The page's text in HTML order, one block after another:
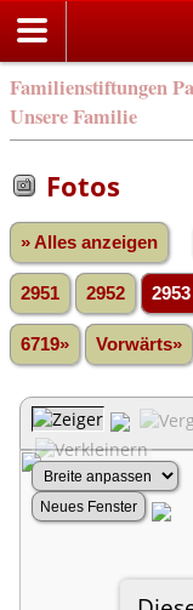
Familienstiftungen
Unsere Familie
Fotos
» Alles anzeigen
2951 2952 2953
6719» Vorwärts»